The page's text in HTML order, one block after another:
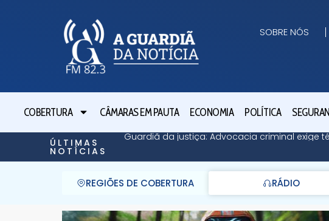
SOBRE NÓS
COBERTURA CÂMARAS EM PAUTA ECONOMIA POLÍTICA
ÚLTIMAS
NOTÍCIAS
Guardiã da justiça: Advocacia criminal exige
REGIÕES DE COBERTURA RÁDIO